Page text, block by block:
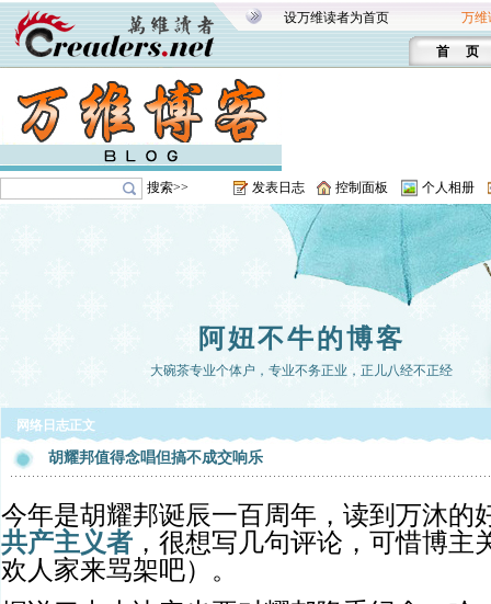
设万维读者为首页 万维
首 页
搜索>> 发表日志 控制面板 个人相册
阿妞不牛的博客
大碗茶专业个体户，专业不务正业，正儿八经不正经
网络日志正文
胡耀邦值得念唱但搞不成交响乐
今年是胡耀邦诞辰一百周年，读到万沐的
共产主义者 ，很想写几句评论，可惜博主
欢人家来骂架吧）。